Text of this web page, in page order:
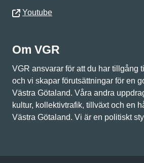
Youtube
Om VGR
VGR ansvarar för att du har tillgång
och vi skapar förutsättningar för en
Västra Götaland. Våra andra
kultur, kollektivtrafik, tillväxt och en
Västra Götaland. Vi är en politiskt